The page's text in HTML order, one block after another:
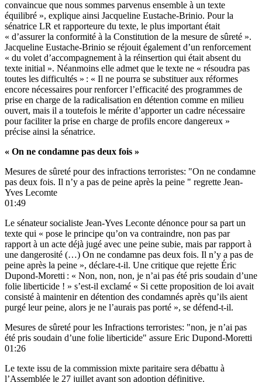
convaincue que nous sommes parvenus ensemble à un texte
équilibré », explique ainsi Jacqueline Eustache-Brinio. Pour la
sénatrice LR et rapporteure du texte, le plus important était
« d’assurer la conformité à la Constitution de la mesure de sûreté ».
Jacqueline Eustache-Brinio se réjouit également d’un renforcement
« du volet d’accompagnement à la réinsertion qui était absent du
texte initial ». Néanmoins elle admet que le texte ne « résoudra pas
toutes les difficultés » : « Il ne pourra se substituer aux réformes
encore nécessaires pour renforcer l’efficacité des programmes de
prise en charge de la radicalisation en détention comme en milieu
ouvert, mais il a toutefois le mérite d’apporter un cadre nécessaire
pour faciliter la prise en charge de profils encore dangereux »
précise ainsi la sénatrice.
« On ne condamne pas deux fois »
Mesures de sûreté pour des infractions terroristes: "On ne condamne
pas deux fois. Il n’y a pas de peine après la peine " regrette Jean-
Yves Lecomte
01:49
Le sénateur socialiste Jean-Yves Leconte dénonce pour sa part un
texte qui « pose le principe qu’on va contraindre, non pas par
rapport à un acte déjà jugé avec une peine subie, mais par rapport à
une dangerosité (…) On ne condamne pas deux fois. Il n’y a pas de
peine après la peine », déclare-t-il. Une critique que rejette Éric
Dupond-Moretti : « Non, non, non, je n’ai pas été pris soudain d’une
folie liberticide ! » s’est-il exclamé « Si cette proposition de loi avait
consisté à maintenir en détention des condamnés après qu’ils aient
purgé leur peine, alors je ne l’aurais pas porté », se défend-t-il.
Mesures de sûreté pour les Infractions terroristes: "non, je n’ai pas
été pris soudain d’une folie liberticide" assure Eric Dupond-Moretti
01:26
Le texte issu de la commission mixte paritaire sera débattu à
l’Assemblée le 27 juillet avant son adoption définitive.